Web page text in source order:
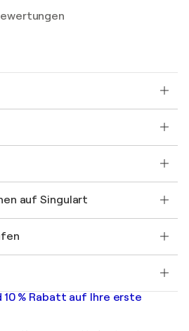
Handelsprogramms
Originalkunst
auf Singulart
% Rabatt auf Ihre erste